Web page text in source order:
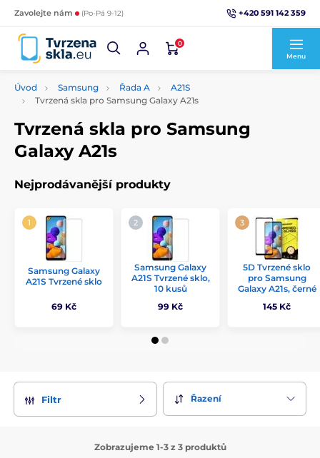
Zavolejte nám (Po-Pá 9-12) +420 591 142 359
0
Menu
Úvod Samsung Řada A
A21S
Tvrzená skla pro Samsung Galaxy A21s
Tvrzená skla pro Samsung
Galaxy A21s
Nejprodávanější produkty
Samsung Galaxy
A21S Tvrzené sklo
69 Kč
Samsung Galaxy
A21S Tvrzené sklo,
10 kusů
99 Kč
5D Tvrzené sklo
pro Samsung
Galaxy A21s, černé
145 Kč
Filtr Řazení
Zobrazujeme 1-3 z 3 produktů